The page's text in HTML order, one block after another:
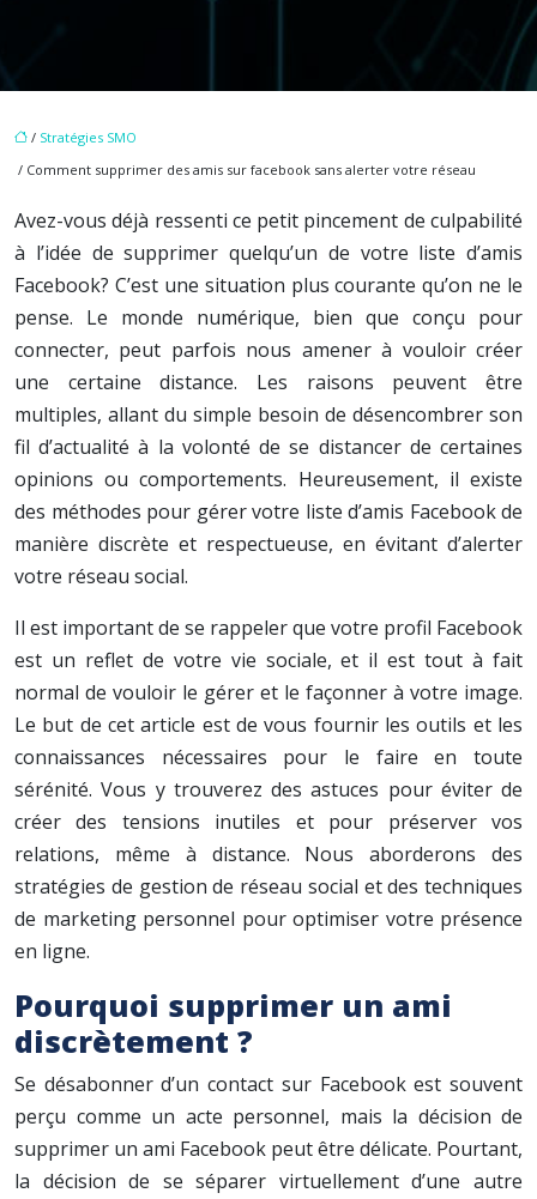
/ Stratégies SMO
/ Comment supprimer des amis sur facebook sans alerter votre réseau
Avez-vous déjà ressenti ce petit pincement de culpabilité
à l’idée de supprimer quelqu’un de votre liste d’amis
Facebook? C’est une situation plus courante qu’on ne le
pense. Le monde numérique, bien que conçu pour
connecter, peut parfois nous amener à vouloir créer
une certaine distance. Les raisons peuvent être
multiples, allant du simple besoin de désencombrer son
fil d’actualité à la volonté de se distancer de certaines
opinions ou comportements. Heureusement, il existe
des méthodes pour gérer votre liste d’amis Facebook de
manière discrète et respectueuse, en évitant d’alerter
votre réseau social.
Il est important de se rappeler que votre profil Facebook
est un reflet de votre vie sociale, et il est tout à fait
normal de vouloir le gérer et le façonner à votre image.
Le but de cet article est de vous fournir les outils et les
connaissances nécessaires pour le faire en toute
sérénité. Vous y trouverez des astuces pour éviter de
créer des tensions inutiles et pour préserver vos
relations, même à distance. Nous aborderons des
stratégies de gestion de réseau social et des techniques
de marketing personnel pour optimiser votre présence
en ligne.
Pourquoi supprimer un ami
discrètement ?
Se désabonner d’un contact sur Facebook est souvent
perçu comme un acte personnel, mais la décision de
supprimer un ami Facebook peut être délicate. Pourtant,
la décision de se séparer virtuellement d’une autre